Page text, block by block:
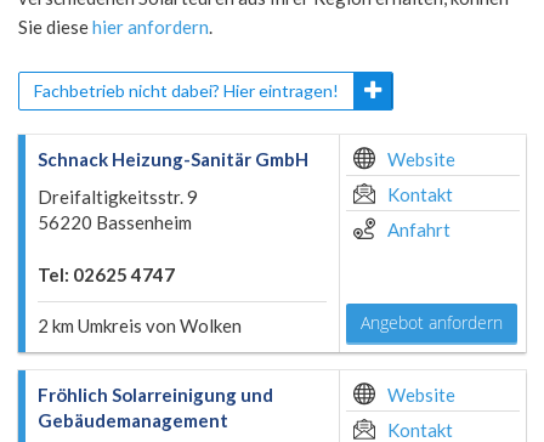
Sie diesehier anfordern.
Fachbetrieb nicht dabei? Hier eintragen!
Schnack Heizung-Sanitär GmbH
Dreifaltigkeitsstr. 9
56220 Bassenheim
Tel: 02625 4747
2 km Umkreis von Wolken
Website
Kontakt
Anfahrt
Angebot anfordern
Fröhlich Solarreinigung und
Gebäudemanagement
Website
Kontakt